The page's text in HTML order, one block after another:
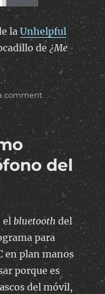
laUnhelpful
de¿Me
commenton
Bookmarlet
para
probar
el
responsive
design
del
elbluetoothdel
para
en plan manos
porque es
del móvil,